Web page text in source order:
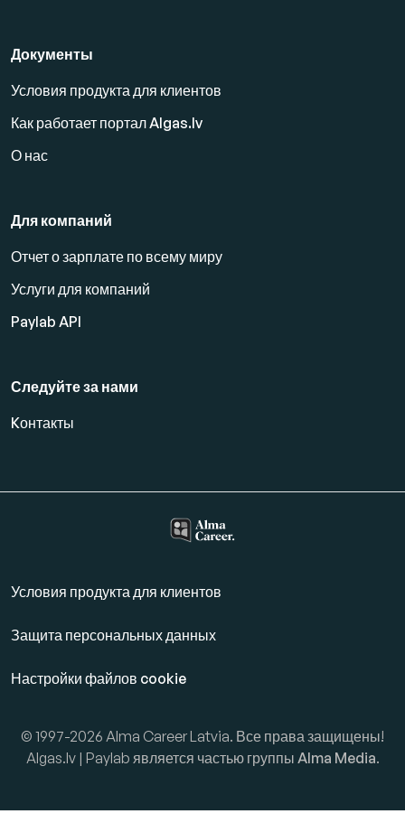
Документы
Условия продукта для клиентов
Как работает портал Algas.lv
О нас
Для компаний
Отчет о зарплате по всему миру
Услуги для компаний
Paylab API
Следуйте за нами
Kонтакты
Условия продукта для клиентов
Защита персональных данных
Настройки файлов cookie
© 1997-2026 Alma Career Latvia. Все права защищены!
Algas.lv | Paylab является частью группы Alma Media.